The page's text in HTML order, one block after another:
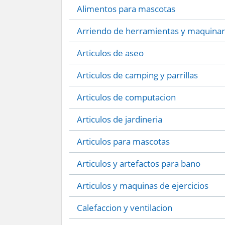
Alimentos para mascotas
Arriendo de herramientas y
Articulos de aseo
Articulos de camping y parrillas
Articulos de computacion
Articulos de jardineria
Articulos para mascotas
Articulos y artefactos para bano
Articulos y maquinas de ejercicios
Calefaccion y ventilacion